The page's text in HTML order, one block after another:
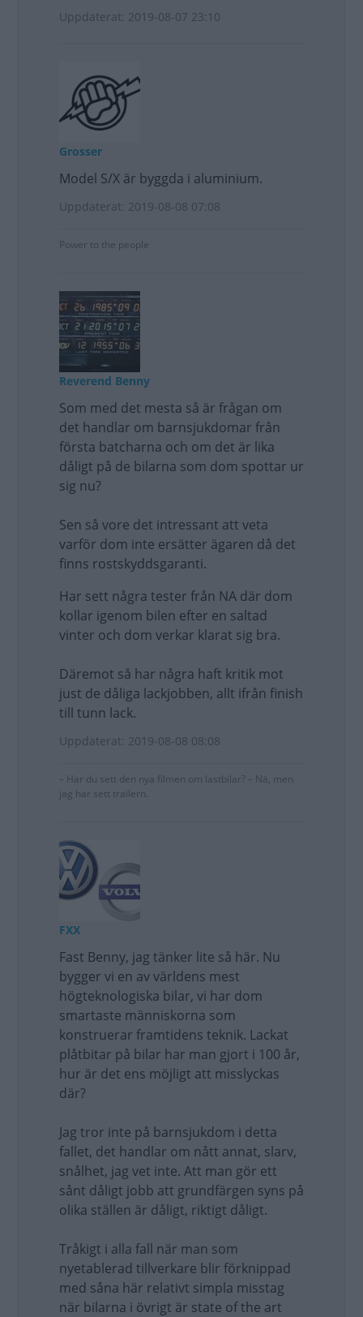
Uppdaterat: 2019-08-07 23:10
Grosser
Model S/X är byggda i aluminium.
Uppdaterat: 2019-08-08 07:08
Power to the people
Reverend Benny
Som med det mesta så är frågan om
det handlar om barnsjukdomar från
första batcharna och om det är lika
dåligt på de bilarna som dom spottar ur
sig nu?
Sen så vore det intressant att veta
varför dom inte ersätter ägaren då det
finns rostskyddsgaranti.
Har sett några tester från NA där dom
kollar igenom bilen efter en saltad
vinter och dom verkar klarat sig bra.
Däremot så har några haft kritik mot
just de dåliga lackjobben, allt ifrån finish
till tunn lack.
Uppdaterat: 2019-08-08 08:08
– Har du sett den nya filmen om lastbilar? – Nä, men
jag har sett trailern.
FXX
Fast Benny, jag tänker lite så här. Nu
bygger vi en av världens mest
högteknologiska bilar, vi har dom
smartaste människorna som
konstruerar framtidens teknik. Lackat
plåtbitar på bilar har man gjort i 100 år,
hur är det ens möjligt att misslyckas
där?
Jag tror inte på barnsjukdom i detta
fallet, det handlar om nått annat, slarv,
snålhet, jag vet inte. Att man gör ett
sånt dåligt jobb att grundfärgen syns på
olika ställen är dåligt, riktigt dåligt.
Tråkigt i alla fall när man som
nyetablerad tillverkare blir förknippad
med såna här relativt simpla misstag
när bilarna i övrigt är state of the art